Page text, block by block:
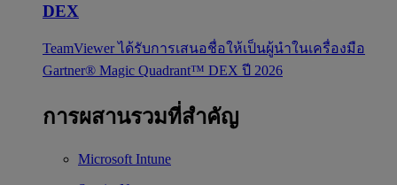
DEX
TeamViewer ได้รับการเสนอชื่อให้เป็นผู้นำในเครื่องมือ
Gartner® Magic Quadrant™ DEX ปี 2026
การผสานรวมที่สำคัญ
Microsoft Intune